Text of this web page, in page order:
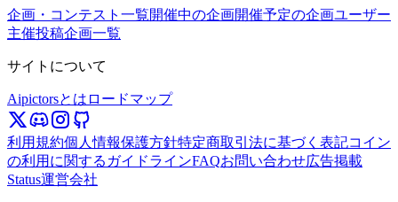
企画・コンテスト一覧開催中の企画開催予定の企画ユーザー
主催投稿企画一覧
サイトについて
Aipictorsとは ロードマップ
利用規約個人情報保護方針特定商取引法に基づく表記コイン
の利用に関するガイドラインFAQお問い合わせ広告掲載
Status運営会社